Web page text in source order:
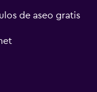
de aseo gratis